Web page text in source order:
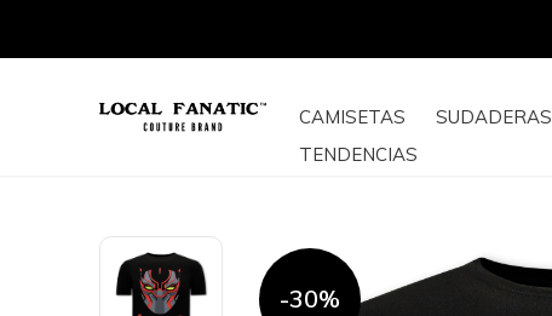
CAMISETAS SUDADERAS
TENDENCIAS
-30%